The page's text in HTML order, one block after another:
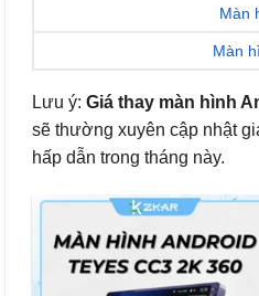
Màn
Màn
Lưu ý: Giá thay màn hình
sẽ thường xuyên cập nhật
hấp dẫn trong tháng này.